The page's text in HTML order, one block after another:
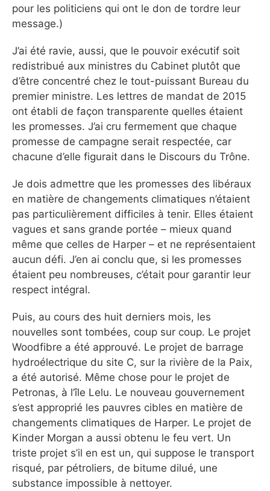
pour les politiciens qui ont le don de tordre leur
message.)
J’ai été ravie, aussi, que le pouvoir exécutif soit
redistribué aux ministres du Cabinet plutôt que
d’être concentré chez le tout-puissant Bureau du
premier ministre. Les lettres de mandat de 2015
ont établi de façon transparente quelles étaient
les promesses. J’ai cru fermement que chaque
promesse de campagne serait respectée, car
chacune d’elle figurait dans le Discours du Trône.
Je dois admettre que les promesses des libéraux
en matière de changements climatiques n’étaient
pas particulièrement difficiles à tenir. Elles étaient
vagues et sans grande portée – mieux quand
même que celles de Harper – et ne représentaient
aucun défi. J’en ai conclu que, si les promesses
étaient peu nombreuses, c’était pour garantir leur
respect intégral.
Puis, au cours des huit derniers mois, les
nouvelles sont tombées, coup sur coup. Le projet
Woodfibre a été approuvé. Le projet de barrage
hydroélectrique du site C, sur la rivière de la Paix,
a été autorisé. Même chose pour le projet de
Petronas, à l’île Lelu. Le nouveau gouvernement
s’est approprié les pauvres cibles en matière de
changements climatiques de Harper. Le projet de
Kinder Morgan a aussi obtenu le feu vert. Un
triste projet s’il en est un, qui suppose le transport
risqué, par pétroliers, de bitume dilué, une
substance impossible à nettoyer.